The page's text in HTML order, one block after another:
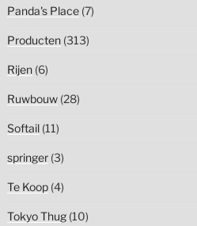
Panda's Place(7)
Producten(313)
Rijen(6)
Ruwbouw(28)
Softail(11)
springer(3)
Te Koop(4)
Tokyo Thug(10)